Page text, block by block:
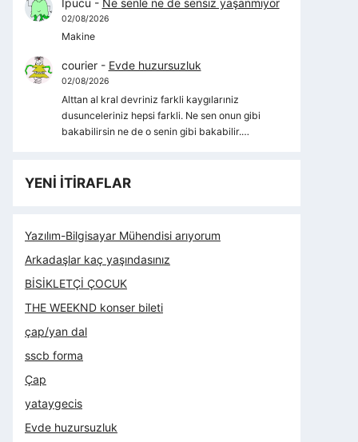
İpucu - Ne senle ne de sensiz yaşanmıyor
02/08/2026
Makine
courier- Evde huzursuzluk
02/08/2026
Alttan al kral devriniz farkli kaygılarıniz
dusunceleriniz hepsi farkli. Ne sen onun gibi
bakabilirsin ne de o senin gibi bakabilir.…
YENİ İTİRAFLAR
Yazılım-Bilgisayar Mühendisi arıyorum
Arkadaşlar kaç yaşındasınız
BİSİKLETÇİ ÇOCUK
THE WEEKND konser bileti
çap/yan dal
sscb forma
Çap
yataygecis
Evde huzursuzluk